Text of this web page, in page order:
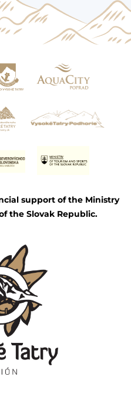
support of the Ministry
the Slovak Republic.